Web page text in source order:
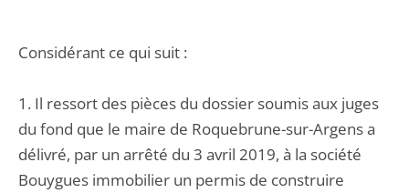
Considérant ce qui suit :
1. Il ressort des pièces du dossier soumis aux juges
du fond que le maire de Roquebrune-sur-Argens a
délivré, par un arrêté du 3 avril 2019, à la société
Bouygues immobilier un permis de construire